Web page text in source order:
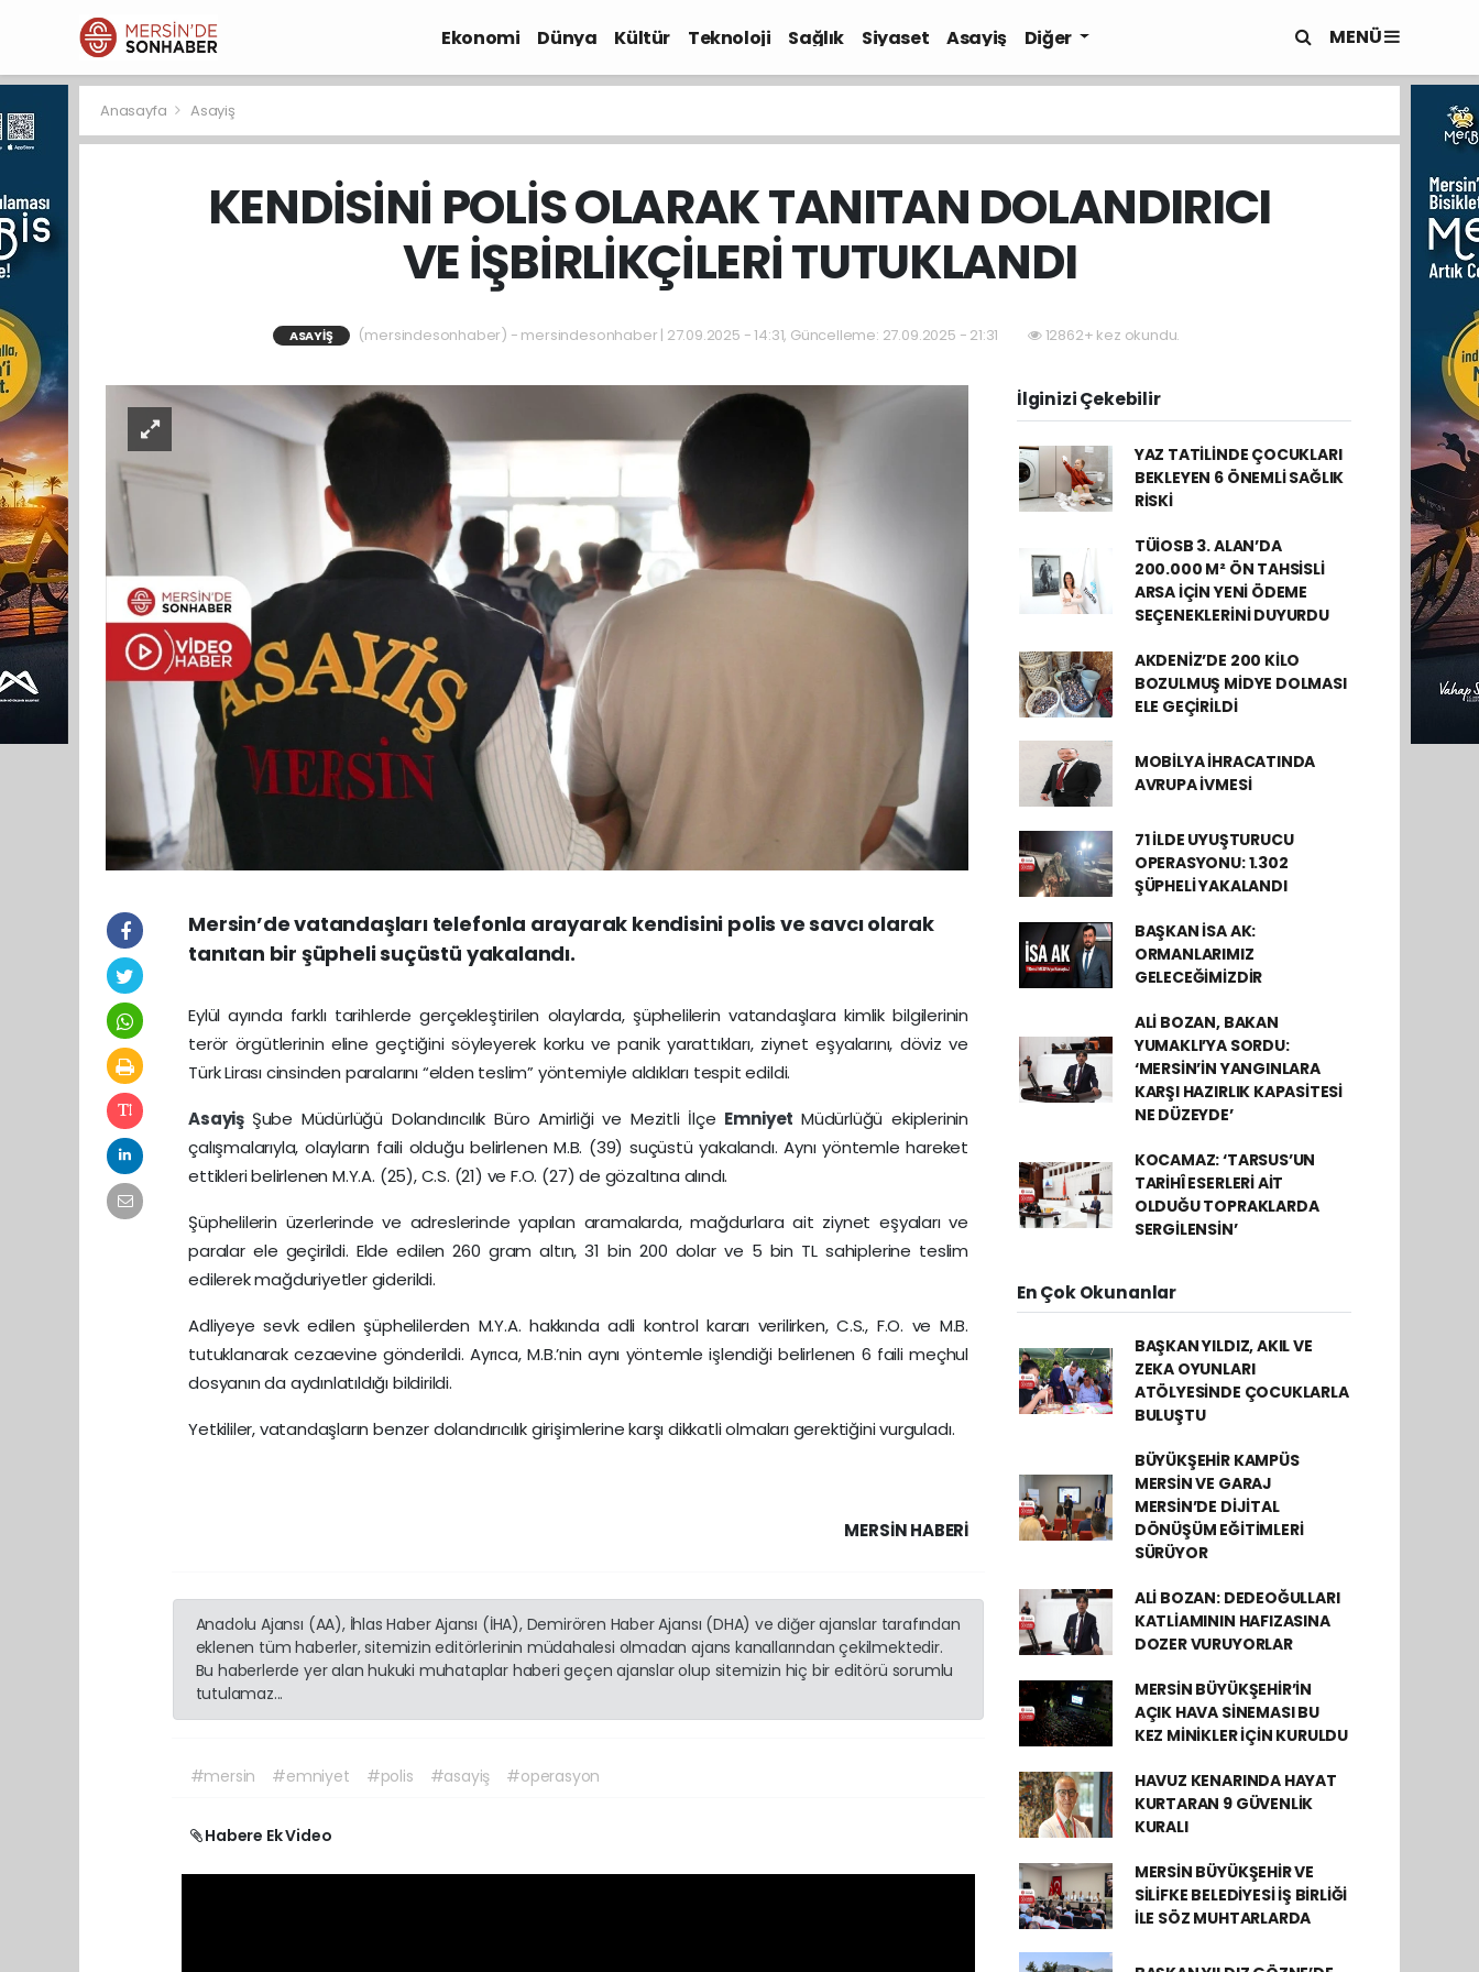
Ekonomi Dünya Kültür Teknoloji Sağlık Siyaset Asayiş Diğer MENÜ
Anasayfa Asayiş
KENDİSİNİ POLİS OLARAK TANITAN DOLANDIRICI
VE İŞBİRLİKÇİLERİ TUTUKLANDI
ASAYIŞ (mersindesonhaber) - mersindesonhaber | 27.09.2025 - 14:31, Güncelleme: 27.09.2025 - 21:31 12862+ kez okundu.
Mersin’de vatandaşları telefonla arayarak kendisini polis ve savcı olarak
tanıtan bir şüpheli suçüstü yakalandı.
Eylül ayında farklı tarihlerde gerçekleştirilen olaylarda, şüphelilerin vatandaşlara kimlik bilgilerinin
terör örgütlerinin eline geçtiğini söyleyerek korku ve panik yarattıkları, ziynet eşyalarını, döviz ve
Türk Lirası cinsinden paralarını “elden teslim” yöntemiyle aldıkları tespit edildi.
Asayiş Şube Müdürlüğü Dolandırıcılık Büro Amirliği ve Mezitli İlçe Emniyet Müdürlüğü ekiplerinin
çalışmalarıyla, olayların faili olduğu belirlenen M.B. (39) suçüstü yakalandı. Aynı yöntemle hareket
ettikleri belirlenen M.Y.A. (25), C.S. (21) ve F.O. (27) de gözaltına alındı.
Şüphelilerin üzerlerinde ve adreslerinde yapılan aramalarda, mağdurlara ait ziynet eşyaları ve
paralar ele geçirildi. Elde edilen 260 gram altın, 31 bin 200 dolar ve 5 bin TL sahiplerine teslim
edilerek mağduriyetler giderildi.
Adliyeye sevk edilen şüphelilerden M.Y.A. hakkında adli kontrol kararı verilirken, C.S., F.O. ve M.B.
tutuklanarak cezaevine gönderildi. Ayrıca, M.B.’nin aynı yöntemle işlendiği belirlenen 6 faili meçhul
dosyanın da aydınlatıldığı bildirildi.
Yetkililer, vatandaşların benzer dolandırıcılık girişimlerine karşı dikkatli olmaları gerektiğini vurguladı.
MERSIN HABERİ
Anadolu Ajansı (AA), İhlas Haber Ajansı (İHA), Demirören Haber Ajansı (DHA) ve diğer ajanslar tarafından
eklenen tüm haberler, sitemizin editörlerinin müdahalesi olmadan ajans kanallarından çekilmektedir.
Bu haberlerde yer alan hukuki muhataplar haberi geçen ajanslar olup sitemizin hiç bir editörü sorumlu
tutulamaz...
#mersin #emniyet #polis #asayiş #operasyon
Habere Ek Video
İlginizi Çekebilir
YAZ TATİLİNDE ÇOCUKLARI
BEKLEYEN 6 ÖNEMLİ SAĞLIK
RİSKİ
TÜİOSB 3. ALAN’DA
200.000 M² ÖN TAHSİSLİ
ARSA İÇİN YENİ ÖDEME
SEÇENEKLERİNİ DUYURDU
AKDENİZ’DE 200 KİLO
BOZULMUŞ MİDYE DOLMASI
ELE GEÇİRİLDİ
MOBİLYA İHRACATINDA
AVRUPA İVMESİ
71 İLDE UYUŞTURUCU
OPERASYONU: 1.302
ŞÜPHELİ YAKALANDI
BAŞKAN İSA AK:
ORMANLARIMIZ
GELECEĞİMİZDİR
ALİ BOZAN, BAKAN
YUMAKLI’YA SORDU:
‘MERSİN’İN YANGINLARA
KARŞI HAZIRLIK KAPASİTESİ
NE DÜZEYDE’
KOCAMAZ: ‘TARSUS’UN
TARİHÎ ESERLERİ AİT
OLDUĞU TOPRAKLARDA
SERGİLENSİN’
En Çok Okunanlar
BAŞKAN YILDIZ, AKIL VE
ZEKA OYUNLARI
ATÖLYESİNDE ÇOCUKLARLA
BULUŞTU
BÜYÜKŞEHİR KAMPÜS
MERSİN VE GARAJ
MERSİN’DE DİJİTAL
DÖNÜŞÜM EĞİTİMLERİ
SÜRÜYOR
ALİ BOZAN: DEDEOĞULLARI
KATLİAMININ HAFIZASINA
DOZER VURUYORLAR
MERSİN BÜYÜKŞEHİR’İN
AÇIK HAVA SİNEMASI BU
KEZ MİNİKLER İÇİN KURULDU
HAVUZ KENARINDA HAYAT
KURTARAN 9 GÜVENLİK
KURALI
MERSİN BÜYÜKŞEHİR VE
SİLİFKE BELEDİYESİ İŞ BİRLİĞİ
İLE SÖZ MUHTARLARDA